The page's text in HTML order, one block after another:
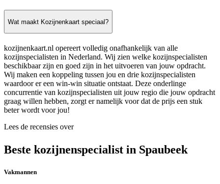
Wat maakt Kozijnenkaart speciaal?
kozijnenkaart.nl opereert volledig onafhankelijk van alle
kozijnspecialisten in Nederland. Wij zien welke kozijnspecialisten
beschikbaar zijn en goed zijn in het uitvoeren van jouw opdracht.
Wij maken een koppeling tussen jou en drie kozijnspecialisten
waardoor er een win-win situatie ontstaat. Deze onderlinge
concurrentie van kozijnspecialisten uit jouw regio die jouw opdracht
graag willen hebben, zorgt er namelijk voor dat de prijs een stuk
beter wordt voor jou!
Lees de recensies over
Beste kozijnenspecialist in Spaubeek
Vakmannen